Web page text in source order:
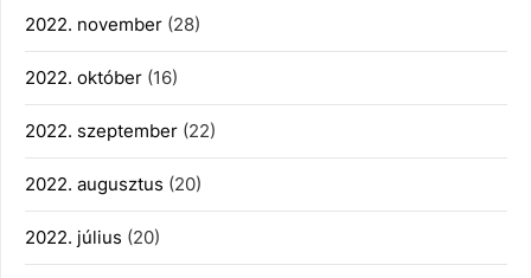
2022. november (28)
2022. október (16)
2022. szeptember (22)
2022. augusztus (20)
2022. július (20)